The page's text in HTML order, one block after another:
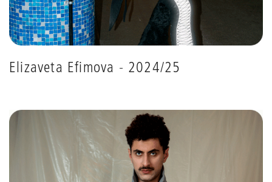
Elizaveta Efimova - 2024/25